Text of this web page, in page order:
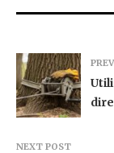
NEXT POST